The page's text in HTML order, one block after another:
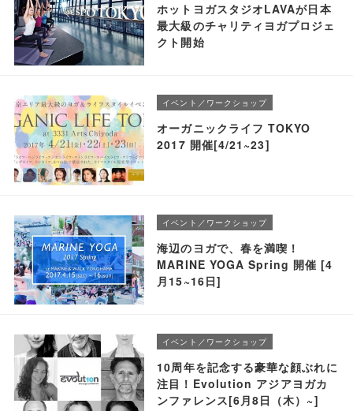
ホットヨガスタジオLAVAが日本
最大級のチャリティヨガプロジェ
クト開始
イベント／ワークショップ
オーガニックライフ TOKYO
2017 開催[4/21~23]
イベント／ワークショップ
海辺のヨガで、春を満喫！
MARINE YOGA Spring 開催 [4
月15~16日]
イベント／ワークショップ
10周年を記念する豪華な顔ぶれに
注目！Evolution アジアヨガカ
ンファレンス[6月8日（木）~]